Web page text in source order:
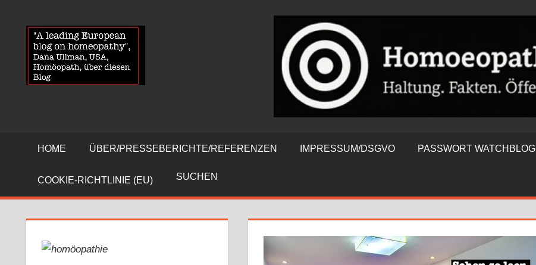
springen
HOMOEOPATHIEWATCHBLOG
News
über
Homöopathie
und
Globuli-
HOME ÜBER/PRESSEBERICHTE/REFERENZEN IMPRESSUM/DSGVO PASSWORT WATCHBLOG
COOKIE-RICHTLINIE (EU) SUCHEN